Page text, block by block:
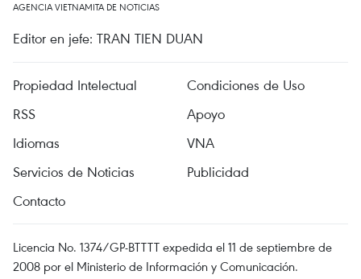
AGENCIA VIETNAMITA DE NOTICIAS
Editor en jefe: TRAN TIEN DUAN
Propiedad Intelectual
Condiciones de Uso
RSS
Apoyo
Idiomas
VNA
Servicios de Noticias
Publicidad
Contacto
Licencia No. 1374/GP-BTTTT expedida el 11 de septiembre de
2008 por el Ministerio de Información y Comunicación.